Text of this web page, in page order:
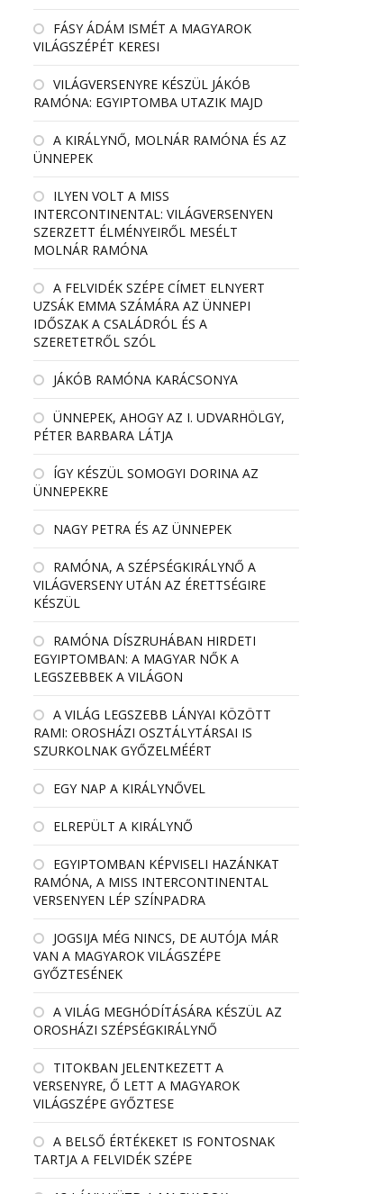
FÁSY ÁDÁM ISMÉT A MAGYAROK
VILÁGSZÉPÉT KERESI
VILÁGVERSENYRE KÉSZÜL JÁKÓB
RAMÓNA: EGYIPTOMBA UTAZIK MAJD
A KIRÁLYNŐ, MOLNÁR RAMÓNA ÉS AZ
ÜNNEPEK
ILYEN VOLT A MISS
INTERCONTINENTAL: VILÁGVERSENYEN
SZERZETT ÉLMÉNYEIRŐL MESÉLT
MOLNÁR RAMÓNA
A FELVIDÉK SZÉPE CÍMET ELNYERT
UZSÁK EMMA SZÁMÁRA AZ ÜNNEPI
IDŐSZAK A CSALÁDRÓL ÉS A
SZERETETRŐL SZÓL
JÁKÓB RAMÓNA KARÁCSONYA
ÜNNEPEK, AHOGY AZ I. UDVARHÖLGY,
PÉTER BARBARA LÁTJA
ÍGY KÉSZÜL SOMOGYI DORINA AZ
ÜNNEPEKRE
NAGY PETRA ÉS AZ ÜNNEPEK
RAMÓNA, A SZÉPSÉGKIRÁLYNŐ A
VILÁGVERSENY UTÁN AZ ÉRETTSÉGIRE
KÉSZÜL
RAMÓNA DÍSZRUHÁBAN HIRDETI
EGYIPTOMBAN: A MAGYAR NŐK A
LEGSZEBBEK A VILÁGON
A VILÁG LEGSZEBB LÁNYAI KÖZÖTT
RAMI: OROSHÁZI OSZTÁLYTÁRSAI IS
SZURKOLNAK GYŐZELMÉÉRT
EGY NAP A KIRÁLYNŐVEL
ELREPÜLT A KIRÁLYNŐ
EGYIPTOMBAN KÉPVISELI HAZÁNKAT
RAMÓNA, A MISS INTERCONTINENTAL
VERSENYEN LÉP SZÍNPADRA
JOGSIJA MÉG NINCS, DE AUTÓJA MÁR
VAN A MAGYAROK VILÁGSZÉPE
GYŐZTESÉNEK
A VILÁG MEGHÓDÍTÁSÁRA KÉSZÜL AZ
OROSHÁZI SZÉPSÉGKIRÁLYNŐ
TITOKBAN JELENTKEZETT A
VERSENYRE, Ő LETT A MAGYAROK
VILÁGSZÉPE GYŐZTESE
A BELSŐ ÉRTÉKEKET IS FONTOSNAK
TARTJA A FELVIDÉK SZÉPE